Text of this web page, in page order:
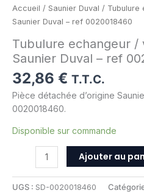
Accueil / Saunier Duval / Tubulure
Saunier Duval – ref 0020018460
Tubulure echangeur /
Saunier Duval – ref
32,86 € T.T.C.
Pièce détachée d’origine
0020018460.
Disponible sur commande
Ajouter au
UGS : SD-0020018460